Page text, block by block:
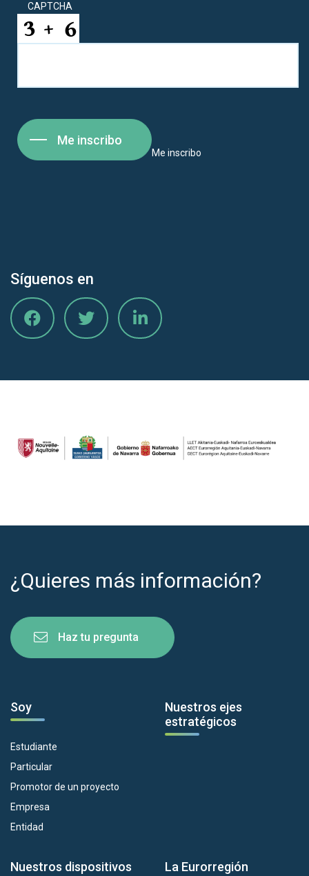
CAPTCHA
Me inscribo
Me inscribo
Síguenos en
¿Quieres más información?
Haz tu pregunta
Soy
Estudiante
Particular
Promotor de un proyecto
Empresa
Entidad
Nuestros ejes
estratégicos
Nuestros dispositivos La Eurorregión